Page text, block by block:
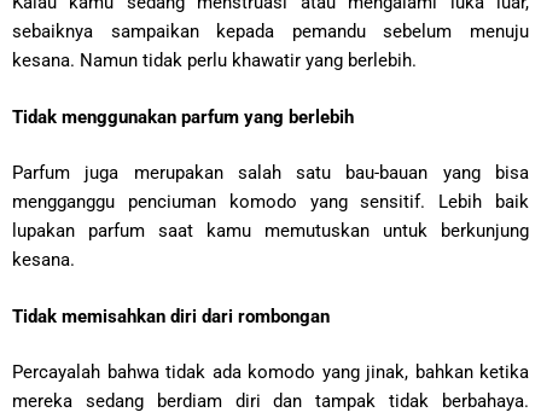
sebaiknya sampaikan kepada pemandu sebelum menuju
kesana. Namun tidak perlu khawatir yang berlebih.
Tidak menggunakan parfum yang berlebih
Parfum juga merupakan salah satu bau-bauan yang bisa
mengganggu penciuman komodo yang sensitif. Lebih baik
lupakan parfum saat kamu memutuskan untuk berkunjung
kesana.
Tidak memisahkan diri dari rombongan
Percayalah bahwa tidak ada komodo yang jinak, bahkan ketika
mereka sedang berdiam diri dan tampak tidak berbahaya.